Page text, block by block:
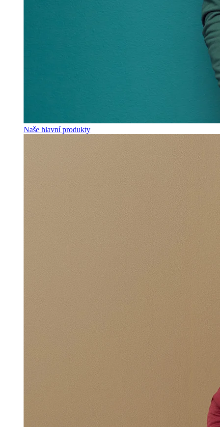
Naše hlavní produkty